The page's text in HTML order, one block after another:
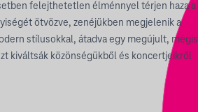
felejthetetlen élménnyel térjen haza a
ötvözve, zenéjükben megjelenik a
stílusokkal, átadva egy megújult, mégis
kiváltsák közönségükből és koncertjeikről